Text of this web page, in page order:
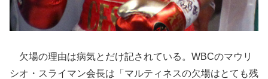
欠場の理由は病気とだけ記されている。WBCのマウリ
シオ・スライマン会長は「マルティネスの欠場はとても残